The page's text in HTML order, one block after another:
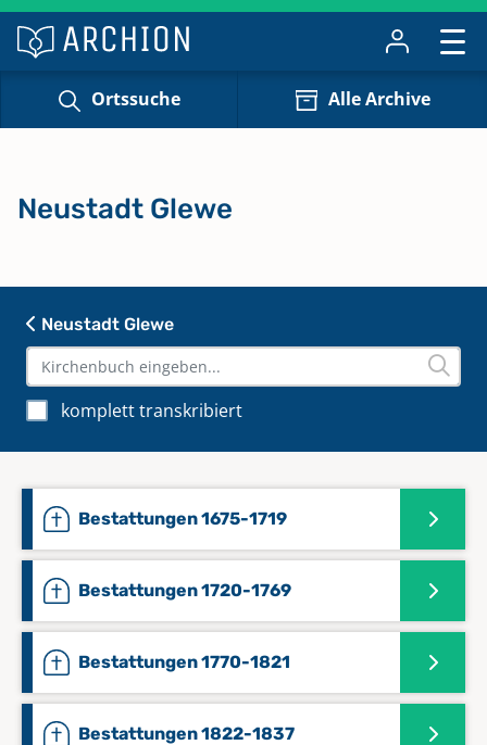
Ortssuche Alle Archive
Neustadt Glewe
komplett transkribiert
Bestattungen 1675-1719
Bestattungen 1720-1769
Bestattungen 1770-1821
Bestattungen 1822-1837
Neustadt Glewe